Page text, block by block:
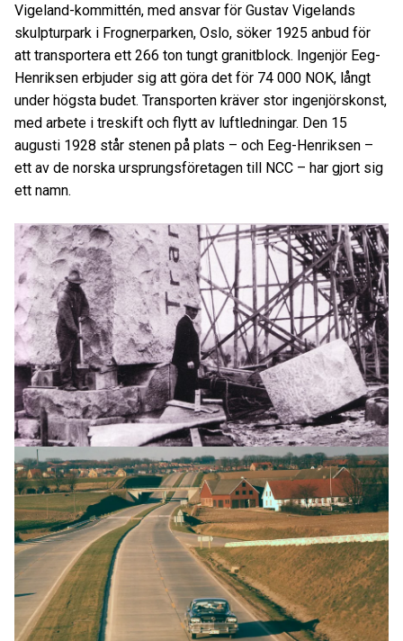
Vigeland-kommittén, med ansvar för Gustav Vigelands
skulpturpark i Frognerparken, Oslo, söker 1925 anbud för
att transportera ett 266 ton tungt granitblock. Ingenjör Eeg-
Henriksen erbjuder sig att göra det för 74 000 NOK, långt
under högsta budet. Transporten kräver stor ingenjörskonst,
med arbete i treskift och flytt av luftledningar. Den 15
augusti 1928 står stenen på plats – och Eeg-Henriksen –
ett av de norska ursprungsföretagen till NCC – har gjort sig
ett namn.